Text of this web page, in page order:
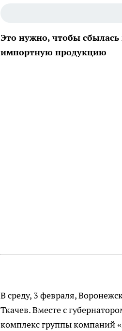
Это нужно, чтобы сбылась
импортную продукцию
В среду, 3 февраля,
Ткачев. Вместе с
комплекс группы компаний